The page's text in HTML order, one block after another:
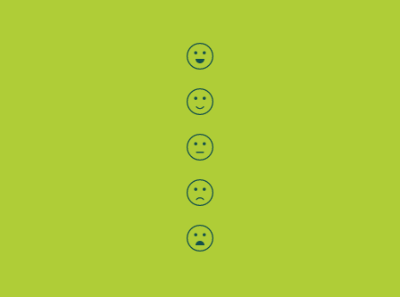
Bewertung auswählen